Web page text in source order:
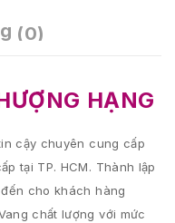
(0)
HẠNG
cậy chuyên cung cấp
tại TP. HCM. Thành lập
cho khách hàng
chất lượng với mức